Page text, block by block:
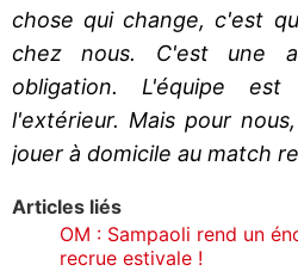
chose qui change, c'est
chez nous. C'est une
obligation. L'équipe
l'extérieur. Mais pour
jouer à domicile au match
Articles liés
OM : Sampaoli rend un
recrue estivale !